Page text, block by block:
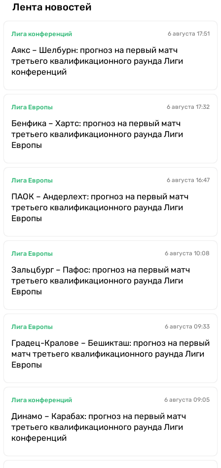
Лента новостей
Лига конференций 6 августа 17:51
Аякс – Шелбурн: прогноз на первый матч
третьего квалификационного раунда Лиги
конференций
Лига Европы 6 августа 17:32
Бенфика – Хартс: прогноз на первый матч
третьего квалификационного раунда Лиги
Европы
Лига Европы 6 августа 16:47
ПАОК – Андерлехт: прогноз на первый матч
третьего квалификационного раунда Лиги
Европы
Лига Европы 6 августа 10:08
Зальцбург – Пафос: прогноз на первый матч
третьего квалификационного раунда Лиги
Европы
Лига Европы 6 августа 09:33
Градец-Кралове – Бешикташ: прогноз на первый
матч третьего квалификационного раунда Лиги
Европы
Лига конференций 6 августа 09:05
Динамо – Карабах: прогноз на первый матч
третьего квалификационного раунда Лиги
конференций